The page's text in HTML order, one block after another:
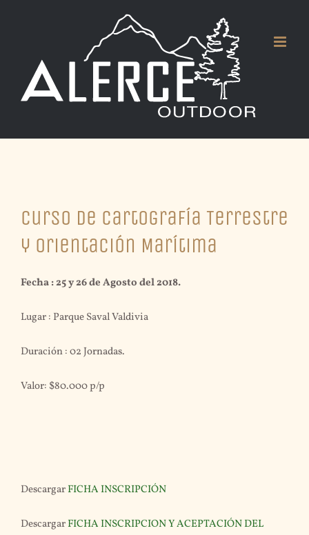
Larger
Curso de Cartografía Terrestre
y Orientación Marítima
Fecha : 25 y 26 de Agosto del 2018.
Lugar : Parque Saval Valdivia
Duración : 02 Jornadas.
Valor: $80.000 p/p
DescargarFICHA INSCRIPCIÓN
DescargarFICHA INSCRIPCION Y ACEPTACIÓN DEL